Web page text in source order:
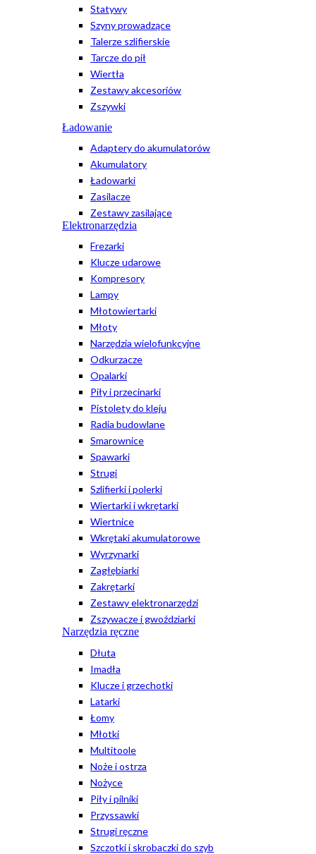
Statywy
Szyny prowadzące
Talerze szlifierskie
Tarcze do pił
Wiertła
Zestawy akcesoriów
Zszywki
Ładowanie
Adaptery do akumulatorów
Akumulatory
Ładowarki
Zasilacze
Zestawy zasilające
Elektronarzędzia
Frezarki
Klucze udarowe
Kompresory
Lampy
Młotowiertarki
Młoty
Narzędzia wielofunkcyjne
Odkurzacze
Opalarki
Piły i przecinarki
Pistolety do kleju
Radia budowlane
Smarownice
Spawarki
Strugi
Szlifierki i polerki
Wiertarki i wkrętarki
Wiertnice
Wkrętaki akumulatorowe
Wyrzynarki
Zagłębiarki
Zakrętarki
Zestawy elektronarzędzi
Zszywacze i gwoździarki
Narzędzia ręczne
Dłuta
Imadła
Klucze i grzechotki
Latarki
Łomy
Młotki
Multitoole
Noże i ostrza
Nożyce
Piły i pilniki
Przyssawki
Strugi ręczne
Szczotki i skrobaczki do szyb